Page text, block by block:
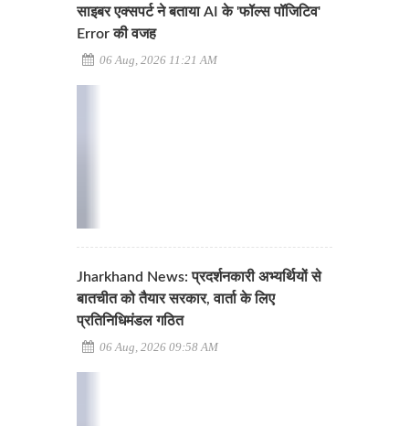
साइबर एक्सपर्ट ने बताया AI के 'फॉल्स पॉजिटिव'
Error की वजह
06 Aug, 2026 11:21 AM
Jharkhand News: प्रदर्शनकारी अभ्यर्थियों से
बातचीत को तैयार सरकार, वार्ता के लिए
प्रतिनिधिमंडल गठित
06 Aug, 2026 09:58 AM